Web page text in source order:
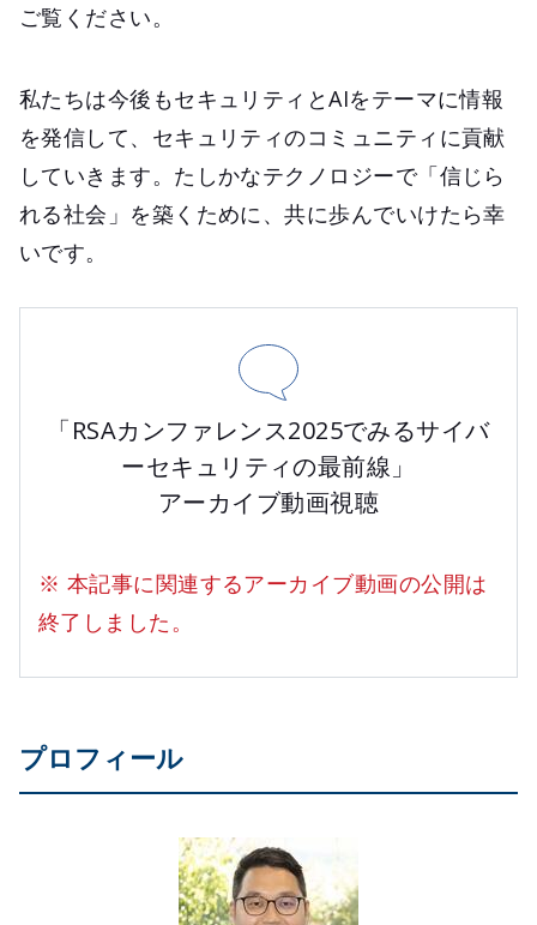
ご覧ください。
私たちは今後もセキュリティとAIをテーマに情報
を発信して、セキュリティのコミュニティに貢献
していきます。たしかなテクノロジーで「信じら
れる社会」を築くために、共に歩んでいけたら幸
いです。
「RSAカンファレンス2025でみるサイバ
ーセキュリティの最前線」
アーカイブ動画視聴
※ 本記事に関連するアーカイブ動画の公開は
終了しました。
プロフィール